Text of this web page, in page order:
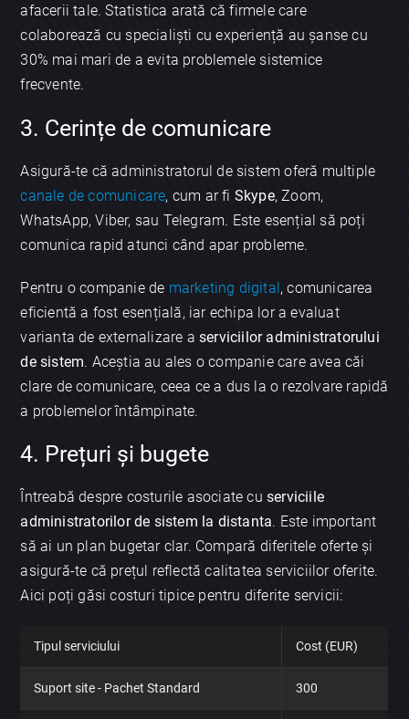
afacerii tale. Statistica arată că firmele care
colaborează cu specialiști cu experiență au șanse cu
30% mai mari de a evita problemele sistemice
frecvente.
3. Cerințe de comunicare
Asigură-te că administratorul de sistem oferă multiple
canale de comunicare, cum ar fi Skype, Zoom,
WhatsApp, Viber, sau Telegram. Este esențial să poți
comunica rapid atunci când apar probleme.
Pentru o companie de marketing digital, comunicarea
eficientă a fost esențială, iar echipa lor a evaluat
varianta de externalizare aserviciilor administratorului
de sistem. Aceștia au ales o companie care avea căi
clare de comunicare, ceea ce a dus la o rezolvare rapidă
a problemelor întâmpinate.
4. Prețuri și bugete
Întreabă despre costurile asociate cuserviciile
administratorilor de sistem la distanta. Este important
să ai un plan bugetar clar. Compară diferitele oferte și
asigură-te că prețul reflectă calitatea serviciilor oferite.
Aici poți găsi costuri tipice pentru diferite servicii:
Tipul serviciului Cost (EUR)
Suport site - Pachet Standard 300